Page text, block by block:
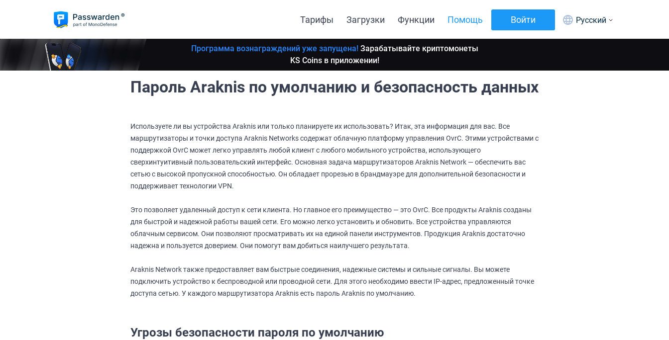
Тарифы Загрузки Функции Помощь Войти Русский
Программа вознаграждений уже запущена!Зарабатывайте криптомонеты
KS Coins в приложении!
Пароль Araknis по умолчанию и безопасность данных
Используете ли вы устройства Araknis или только планируете их использовать? Итак, эта информация для вас. Все
маршрутизаторы и точки доступа Araknis Networks содержат облачную платформу управления OvrC. Этими устройствами с
поддержкой OvrC может легко управлять любой клиент с любого мобильного устройства, использующего
сверхинтуитивный пользовательский интерфейс. Основная задача маршрутизаторов Araknis Network — обеспечить вас
сетью с высокой пропускной способностью. Он обладает прорезью в брандмауэре для дополнительной безопасности и
поддерживает технологии VPN.
Это позволяет удаленный доступ к сети клиента. Но главное его преимущество — это OvrC. Все продукты Araknis созданы
для быстрой и надежной работы вашей сети. Его можно легко установить и обновить. Все устройства управляются
облачным сервисом. Они позволяют просматривать их на единой панели инструментов. Продукция Araknis достаточно
надежна и пользуется доверием. Они помогут вам добиться наилучшего результата.
Araknis Network также предоставляет вам быстрые соединения, надежные системы и сильные сигналы. Вы можете
подключить устройство к беспроводной или проводной сети. Для этого необходимо ввести IP-адрес, предложенный точке
доступа сетью. У каждого маршрутизатора Araknis есть пароль Araknis по умолчанию.
Угрозы безопасности пароля по умолчанию